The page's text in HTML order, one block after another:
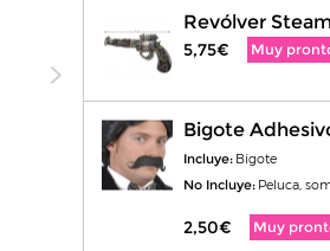
Revólver
5,75€ Muy
Bigote
Incluye: Bigote
No Incluye: Peluca,
2,50€ Muy